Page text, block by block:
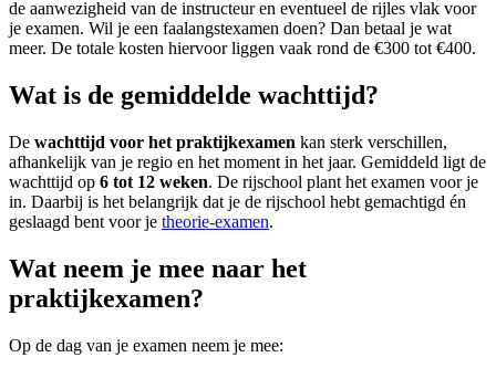
de aanwezigheid van de instructeur en eventueel de rijles vlak voor
je examen. Wil je een faalangstexamen doen? Dan betaal je wat
meer. De totale kosten hiervoor liggen vaak rond de €300 tot €400.
Wat is de gemiddelde wachttijd?
De wachttijd voor het praktijkexamen kan sterk verschillen,
afhankelijk van je regio en het moment in het jaar. Gemiddeld ligt de
wachttijd op 6 tot 12 weken. De rijschool plant het examen voor je
in. Daarbij is het belangrijk dat je de rijschool hebt gemachtigd én
geslaagd bent voor je theorie-examen.
Wat neem je mee naar het
praktijkexamen?
Op de dag van je examen neem je mee: